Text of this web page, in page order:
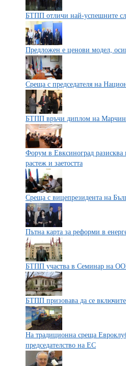
БТПП отличи най-успешните
Предложен е ценови модел,
Среща с председателя на
БТПП връчи диплом на Марчин
Форум в Евксиноград разисква
растеж и заетостта
Среща с вицепрезидента на
Пътна карта за реформи в
БТПП участва в Семинар на
БТПП призовава да се
На традиционна среща
председателство на ЕС